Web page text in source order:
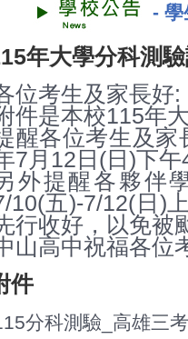
- 學
年大學分科測
位考生及家長好:
件是本校115年
醒各位考生及家
7月12日(日)下
外提醒各夥伴
10(五)-7/12(日)
行收好，以免被
山高中祝福各位
件
分科測驗_高雄三